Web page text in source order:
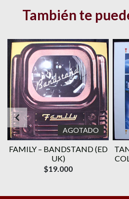
También te
AGOTADO
FAMILY ‎– BANDSTAND (ED
UK)
$19.000